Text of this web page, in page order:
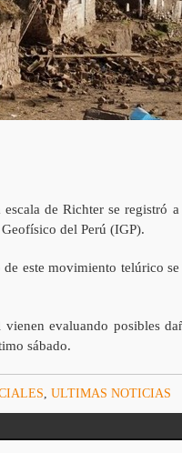
de Richter se registró
del Perú (IGP).
este movimiento telúrico
evaluando posibles
sábado.
ULTIMAS NOTICIAS